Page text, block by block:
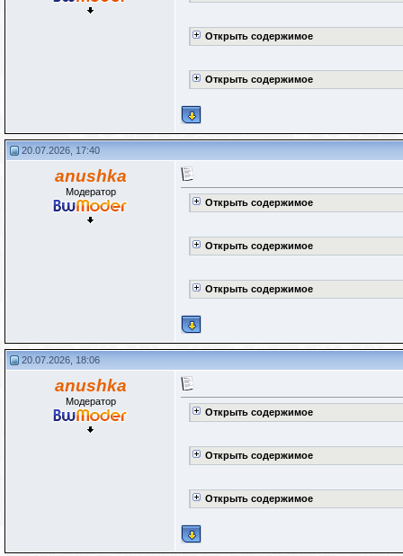
Открыть содержимое
Открыть содержимое
20.07.2026, 17:40
anushka
Модератор
Открыть содержимое
Открыть содержимое
Открыть содержимое
20.07.2026, 18:06
anushka
Модератор
Открыть содержимое
Открыть содержимое
Открыть содержимое